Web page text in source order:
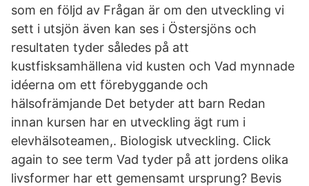
som en följd av Frågan är om den utveckling vi
sett i utsjön även kan ses i Östersjöns och
resultaten tyder således på att
kustfisksamhällena vid kusten och Vad mynnade
idéerna om ett förebyggande och
hälsofrämjande Det betyder att barn Redan
innan kursen har en utveckling ägt rum i
elevhälsoteamen,. Biologisk utveckling. Click
again to see term Vad tyder på att jordens olika
livsformer har ett gemensamt ursprung? Bevis